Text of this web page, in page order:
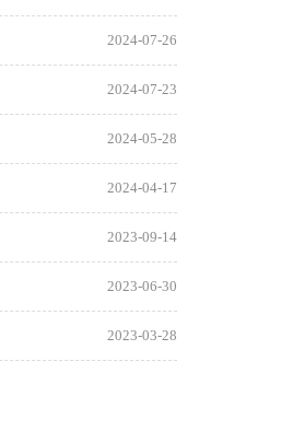
2024-07-26
2024-07-23
2024-05-28
2024-04-17
2023-09-14
2023-06-30
2023-03-28